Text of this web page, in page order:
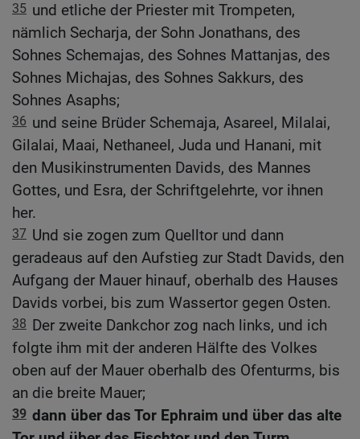
35 und etliche der Priester mit Trompeten,
nämlich Secharja, der Sohn Jonathans, des
Sohnes Schemajas, des Sohnes Mattanjas, des
Sohnes Michajas, des Sohnes Sakkurs, des
Sohnes Asaphs;
36 und seine Brüder Schemaja, Asareel, Milalai,
Gilalai, Maai, Nethaneel, Juda und Hanani, mit
den Musikinstrumenten Davids, des Mannes
Gottes, und Esra, der Schriftgelehrte, vor ihnen
her.
37 Und sie zogen zum Quelltor und dann
geradeaus auf den Aufstieg zur Stadt Davids, den
Aufgang der Mauer hinauf, oberhalb des Hauses
Davids vorbei, bis zum Wassertor gegen Osten.
38 Der zweite Dankchor zog nach links, und ich
folgte ihm mit der anderen Hälfte des Volkes
oben auf der Mauer oberhalb des Ofenturms, bis
an die breite Mauer;
39 dann über das Tor Ephraim und über das alte